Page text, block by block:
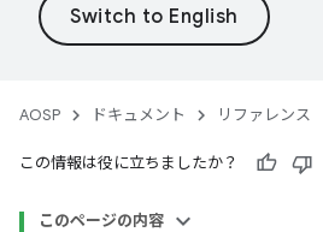
AOSP ドキュメント リファレンス
この情報は役に立ちましたか？
このページの内容